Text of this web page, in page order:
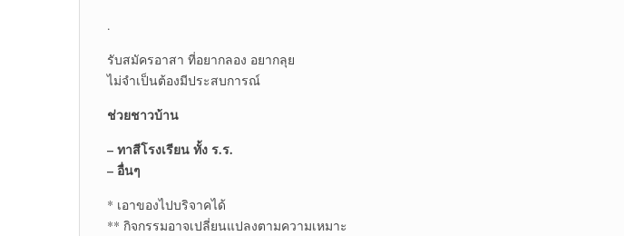
.
รับสมัครอาสา ที่อยากลอง อยากลุย
ไม่จำเป็นต้องมีประสบการณ์
ช่วยชาวบ้าน
– ทาสีโรงเรียน ทั้ง ร.ร.
– อื่นๆ
* เอาของไปบริจาคได้
** กิจกรรมอาจเปลี่ยนแปลงตามความเหมาะ